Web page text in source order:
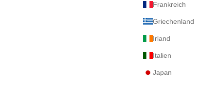
Frankreich
Griechenland
Irland
Italien
Japan